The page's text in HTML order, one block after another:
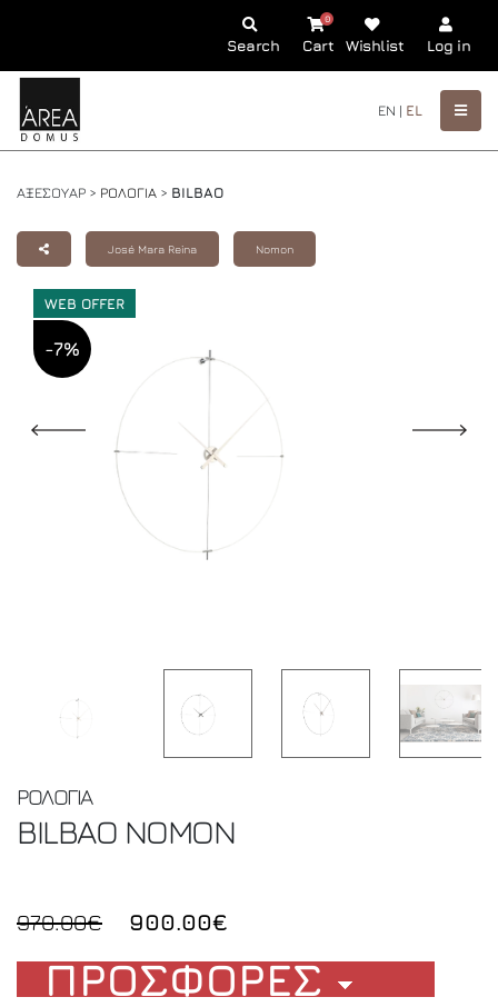
Search Cart
0
Wishlist Log in
EN | EL
ΑΞΕΣΟΥΑΡ > ΡΟΛΟΓΙΑ > BILBAO
José Mara Reina Nomon
WEB OFFER
-7%
ΡΟΛΟΓΙΑ
BILBAO NOMON
970.00€ 900.00€
ΠΡΟΣΦΟΡΕΣ